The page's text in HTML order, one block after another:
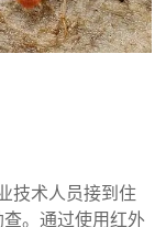
技术人员接到住
。通过使用红外